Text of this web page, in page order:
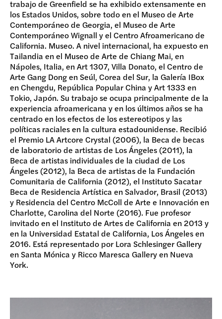
trabajo de Greenfield se ha exhibido extensamente en
los Estados Unidos, sobre todo en el Museo de Arte
Contemporáneo de Georgia, el Museo de Arte
Contemporáneo Wignall y el Centro Afroamericano de
California. Museo. A nivel internacional, ha expuesto en
Tailandia en el Museo de Arte de Chiang Mai, en
Nápoles, Italia, en Art 1307, Villa Donato, el Centro de
Arte Gang Dong en Seúl, Corea del Sur, la Galería IBox
en Chengdu, República Popular China y Art 1333 en
Tokio, Japón. Su trabajo se ocupa principalmente de la
experiencia afroamericana y en los últimos años se ha
centrado en los efectos de los estereotipos y las
políticas raciales en la cultura estadounidense. Recibió
el Premio LA Artcore Crystal (2006), la Beca de becas
de laboratorio de artistas de Los Ángeles (2011), la
Beca de artistas individuales de la ciudad de Los
Ángeles (2012), la Beca de artistas de la Fundación
Comunitaria de California (2012), el Instituto Sacatar
Beca de Residencia Artística en Salvador, Brasil (2013)
y Residencia del Centro McColl de Arte e Innovación en
Charlotte, Carolina del Norte (2016). Fue profesor
invitado en el Instituto de Artes de California en 2013 y
en la Universidad Estatal de California, Los Ángeles en
2016. Está representado por Lora Schlesinger Gallery
en Santa Mónica y Ricco Maresca Gallery en Nueva
York.